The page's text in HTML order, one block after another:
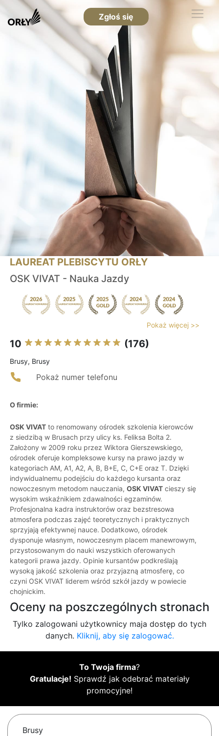
Zgłoś się
LAUREAT PLEBISCYTU ORŁY
OSK VIVAT - Nauka Jazdy
Pokaż więcej >>
10 (176)
Brusy, Brusy
Pokaż numer telefonu
O firmie:
OSK VIVAT to renomowany ośrodek szkolenia kierowców
z siedzibą w Brusach przy ulicy ks. Feliksa Bolta 2.
Założony w 2009 roku przez Wiktora Gierszewskiego,
ośrodek oferuje kompleksowe kursy na prawo jazdy w
kategoriach AM, A1, A2, A, B, B+E, C, C+E oraz T. Dzięki
indywidualnemu podejściu do każdego kursanta oraz
nowoczesnym metodom nauczania, OSK VIVAT cieszy się
wysokim wskaźnikiem zdawalności egzaminów.
Profesjonalna kadra instruktorów oraz bezstresowa
atmosfera podczas zajęć teoretycznych i praktycznych
sprzyjają efektywnej nauce. Dodatkowo, ośrodek
dysponuje własnym, nowoczesnym placem manewrowym,
przystosowanym do nauki wszystkich oferowanych
kategorii prawa jazdy. Opinie kursantów podkreślają
wysoką jakość szkolenia oraz przyjazną atmosferę, co
czyni OSK VIVAT liderem wśród szkół jazdy w powiecie
chojnickim.
Oceny na poszczególnych stronach
Tylko zalogowani użytkownicy maja dostęp do tych
danych. Kliknij, aby się zalogować.
To Twoja firma?
Gratulacje! Sprawdź jak odebrać materiały
promocyjne!
Brusy